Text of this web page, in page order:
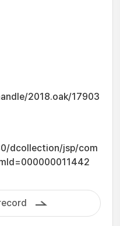
2018.oak/17903
dcollection/jsp/com